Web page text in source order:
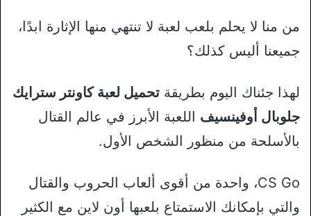
من منا لا يحلم بلعب لعبة لا تنتهي منها الإثارة ابدًا،
جميعنا أليس كذلك؟
لهذا جئناك اليوم بطريقة تحميل لعبة كاونتر سترايك
جلوبال أوفينسيف اللعبة الأبرز في عالم القتال
بالأسلحة من منظور الشخص الأول.
CS Go، واحدة من أقوى ألعاب الحروب والقتال
والتي بإمكانك الاستمتاع بلعبها أون لاين مع الكثير